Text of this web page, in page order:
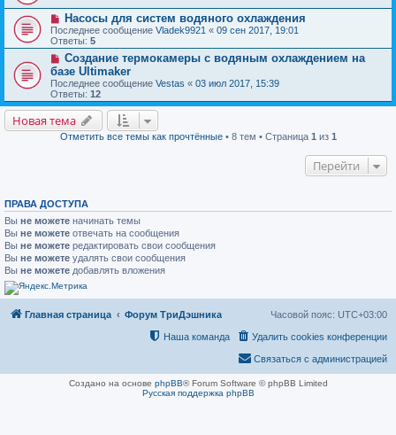
Насосы для систем водяного охлаждения
Последнее сообщение Vladek9921 « 09 сен 2017, 19:01
Ответы: 5
Создание термокамеры с водяным охлаждением на
базе Ultimaker
Последнее сообщение Vestas « 03 июл 2017, 15:39
Ответы: 12
Новая тема
Отметить все темы как прочтённые• 8 тем • Страница 1 из 1
Перейти
ПРАВА ДОСТУПА
Вы не можете начинать темы
Вы не можете отвечать на сообщения
Вы не можете редактировать свои сообщения
Вы не можете удалять свои сообщения
Вы не можете добавлять вложения
Главная страница Форум ТриДэшника Часовой пояс: UTC+03:00
Удалить cookies конференции
Наша команда
Связаться с администрацией
Создано на основе phpBB® Forum Software © phpBB Limited
Русская поддержка phpBB